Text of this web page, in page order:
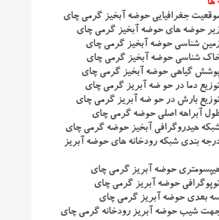
(۴-۳) درجه بندی شبکه رودخانه های حوضه آبریز